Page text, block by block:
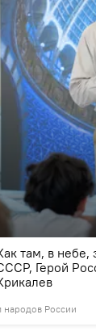
России
там, в небе,
Герой